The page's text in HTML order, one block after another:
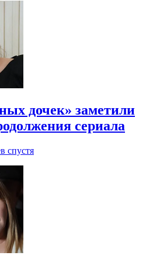
дочек» заметили
сериала
спустя